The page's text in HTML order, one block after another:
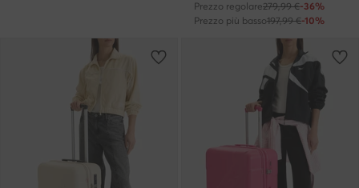
Prezzo regolare279,99 €-36%
Prezzo più basso197,99 €-10%